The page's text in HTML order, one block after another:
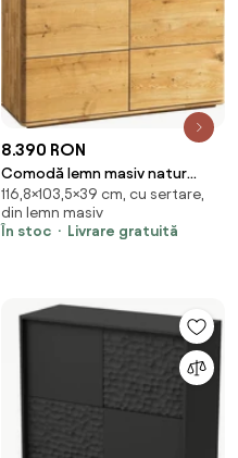
8.390 RON
Comodă lemn masiv natur
Siena Stejar, 103.5 × 116.8 × 39
cm
116,8×103,5×39 cm, cu sertare,
din lemn masiv
În stoc
Livrare gratuită